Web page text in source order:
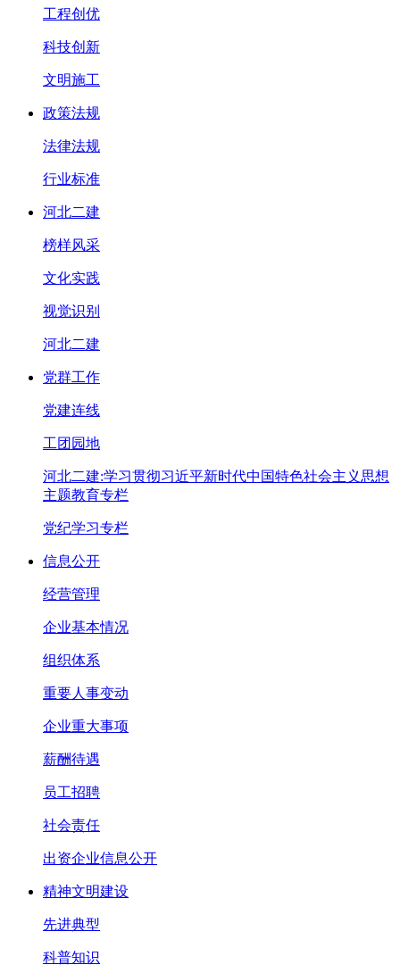
工程创优
科技创新
文明施工
政策法规
法律法规
行业标准
河北二建
榜样风采
文化实践
视觉识别
河北二建
党群工作
党建连线
工团园地
河北二建:学习贯彻习近平新时代中国特色社会主义思想
主题教育专栏
党纪学习专栏
信息公开
经营管理
企业基本情况
组织体系
重要人事变动
企业重大事项
薪酬待遇
员工招聘
社会责任
出资企业信息公开
精神文明建设
先进典型
科普知识